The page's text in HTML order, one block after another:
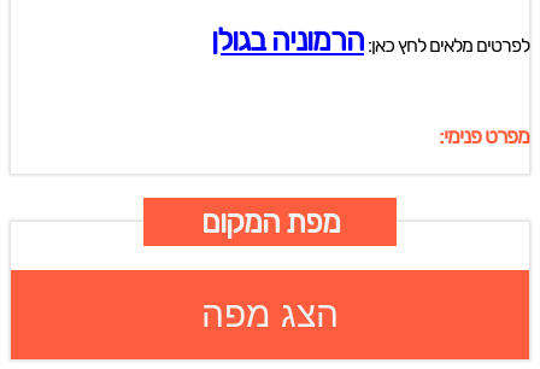
לפרטים מלאים לחץ כאן: הרמוניה בגולן
מפרט פנימי:
מפת המקום
הצג מפה